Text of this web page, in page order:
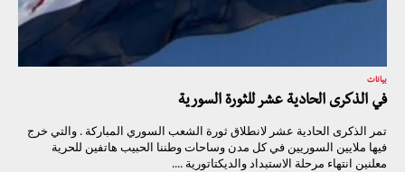
بيانات
في الذكرى الحادية عشر للثورة السورية
تمر الذكرى الحادية عشر لانطلاق ثورة الشعب السوري المباركة . والتي خرج
فيها ملايين السوريين في كل مدن وساحات وطننا الحبيب هاتفين للحرية
معلنين انتهاء مرحلة الاستبداد والديكتاتورية ....